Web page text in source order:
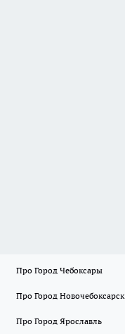
Про Город Чебоксары
Про Город Новочебоксарск
Про Город Ярославль